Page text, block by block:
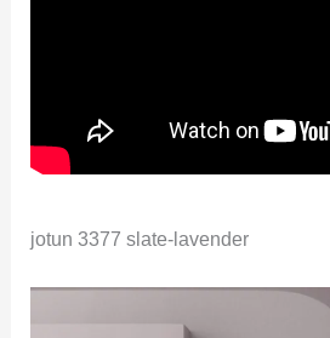
jotun 3377 slate-lavender